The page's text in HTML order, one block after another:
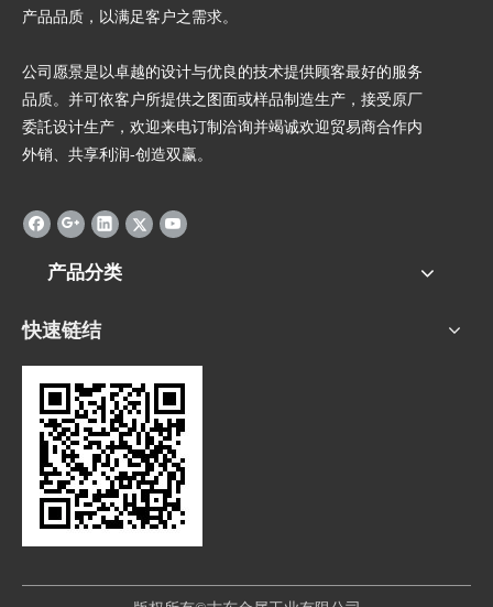
产品品质，以满足客户之需求。
公司愿景是以卓越的设计与优良的技术提供顾客最好的服务
品质。并可依客户所提供之图面或样品制造生产，接受原厂
委託设计生产，欢迎来电订制洽询并竭诚欢迎贸易商合作内
外销、共享利润-创造双赢。
产品分类
快速链结